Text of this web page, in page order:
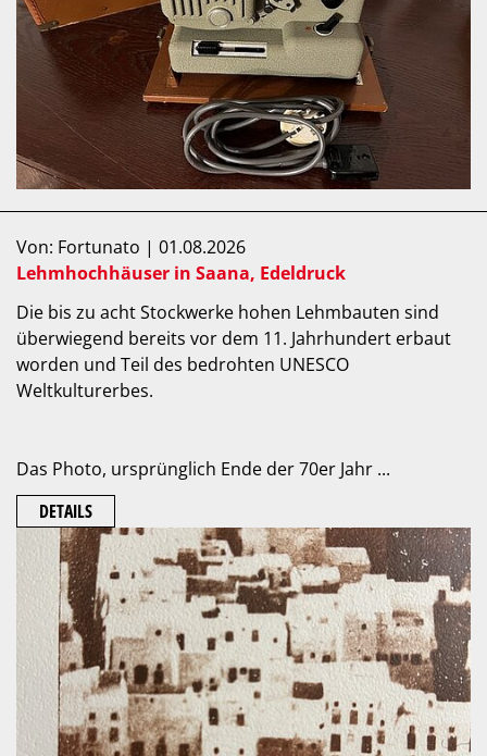
Von: Fortunato | 01.08.2026
Lehmhochhäuser in Saana, Edeldruck
Die bis zu acht Stockwerke hohen Lehmbauten sind
überwiegend bereits vor dem 11. Jahrhundert erbaut
worden und Teil des bedrohten UNESCO
Weltkulturerbes.
Das Photo, ursprünglich Ende der 70er Jahr ...
DETAILS